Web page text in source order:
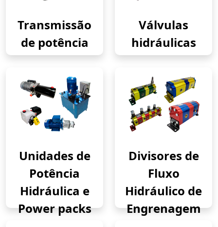
Transmissão
de potência
Válvulas
hidráulicas
Unidades de
Potência
Hidráulica e
Power packs
Divisores de
Fluxo
Hidráulico de
Engrenagem